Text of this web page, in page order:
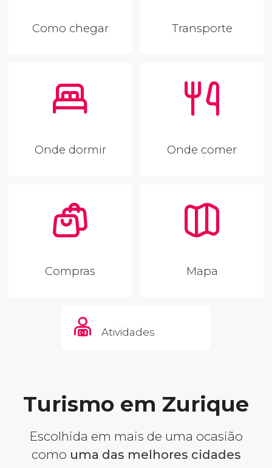
Como chegar Transporte
Onde dormir Onde comer
Compras Mapa
Atividades
Turismo em Zurique
Escolhida em mais de uma ocasião
como uma das melhores cidades